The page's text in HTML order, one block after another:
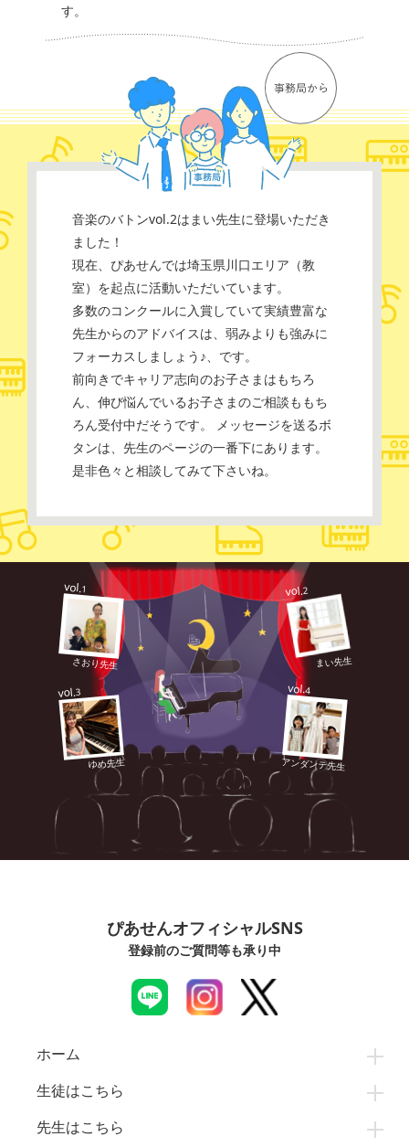
す。
音楽のバトンvol.2はまい先生に登場いただき
ました！
現在、ぴあせんでは埼玉県川口エリア（教
室）を起点に活動いただいています。
多数のコンクールに入賞していて実績豊富な
先生からのアドバイスは、弱みよりも強みに
フォーカスしましょう♪、です。
前向きでキャリア志向のお子さまはもちろ
ん、伸び悩んでいるお子さまのご相談ももち
ろん受付中だそうです。 メッセージを送るボ
タンは、先生のページの一番下にあります。
是非色々と相談してみて下さいね。
vol.1
さおり先生
vol.3
ゆめ先生
vol.2
まい先生
vol.4
アンダンテ先生
ぴあせんオフィシャルSNS
登録前のご質問等も承り中
ホーム
生徒はこちら
先生はこちら